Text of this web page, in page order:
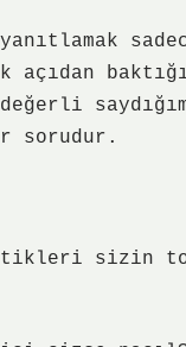
sorudur.
sizin